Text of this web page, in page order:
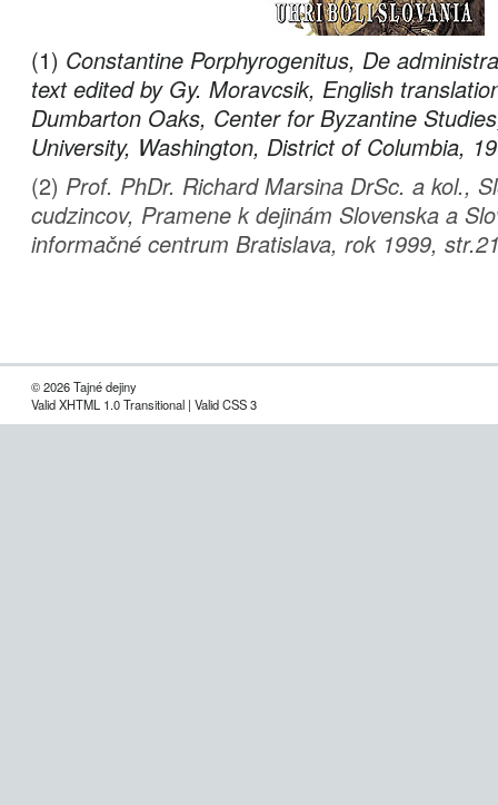
(1) Constantine Porphyrogenitus, De
text edited by Gy. Moravcsik, English
Dumbarton Oaks, Center for Byzantine
University, Washington, District of Columbia,
(2) Prof. PhDr. Richard Marsina DrSc. a kol.,
cudzincov, Pramene k dejinám Slovenska a
informačné centrum Bratislava, rok 1999,
© 2026 Tajné dejiny
Valid XHTML 1.0 Transitional | Valid CSS 3